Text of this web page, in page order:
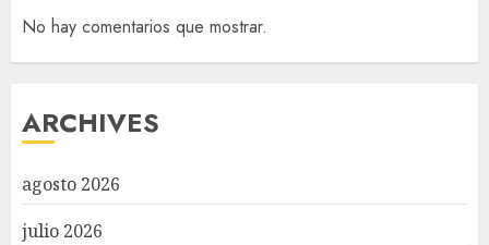
No hay comentarios que mostrar.
ARCHIVES
agosto 2026
julio 2026